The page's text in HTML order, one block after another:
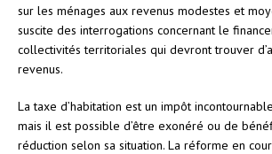
sur les ménages aux revenus modestes et
suscite des interrogations concernant le
collectivités territoriales qui devront trouver
revenus.
La taxe d’habitation est un impôt
mais il est possible d’être exonéré ou de
réduction selon sa situation. La réforme en